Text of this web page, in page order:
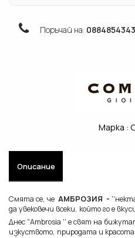
Поръчай на: 0884854343
Марка :
Описание
Смята се, че АМБРОЗИЯ -
да увековечи всeки, който го е
Днес "Ambrosia '' e свят на
изкуството, природата и